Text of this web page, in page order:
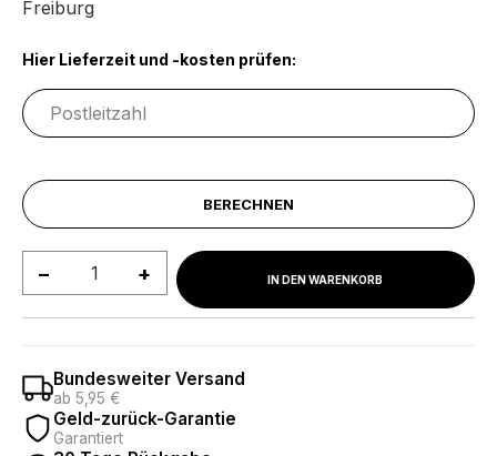
Freiburg
Hier Lieferzeit und -kosten prüfen:
BERECHNEN
Produkt Anzahl: Gib denIN DEN WARENKORB
Bundesweiter Versand
ab 5,95 €
Geld-zurück-Garantie
Garantiert